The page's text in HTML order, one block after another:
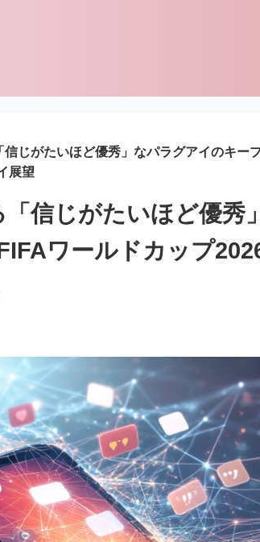
信じがたいほど優秀」なパラグアイのキー
展望
「信じがたいほど優秀
ワールドカップ